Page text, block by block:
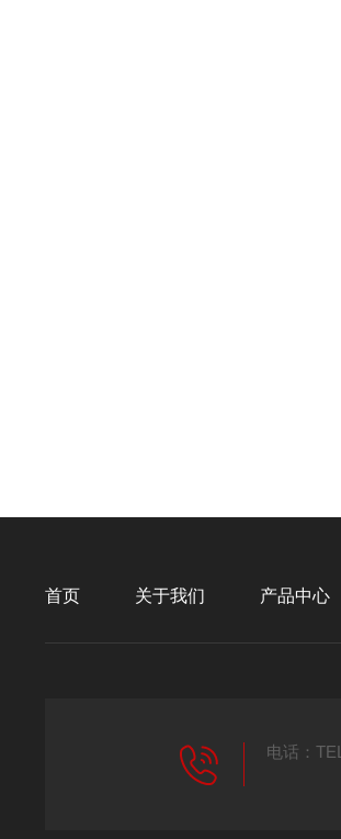
首页 关于我们 产品中心
电话：TEL